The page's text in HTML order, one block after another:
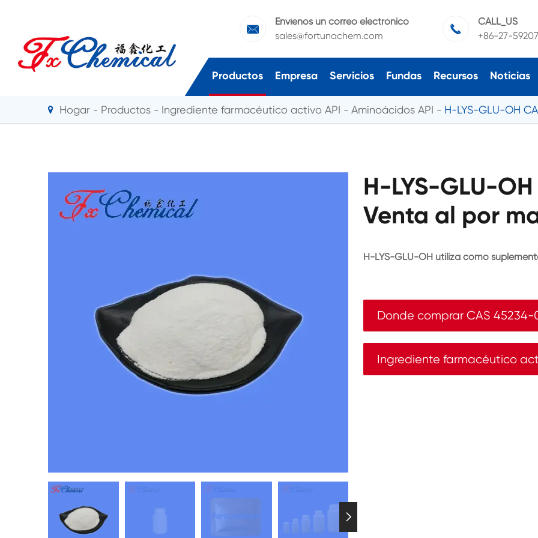

Envíenos un correo electrónico
sales@fortunachem.com

CALL_US
+86-27-
Productos Empresa Servicios Fundas Recursos Noticias
Hogar Productos Ingrediente farmacéutico activo API Aminoácidos API H-LYS-GLU-OH

H-LYS-GLU-
Venta al por
H-LYS-GLU-OH utiliza como
Donde comprar CAS
Ingrediente farmacéutico